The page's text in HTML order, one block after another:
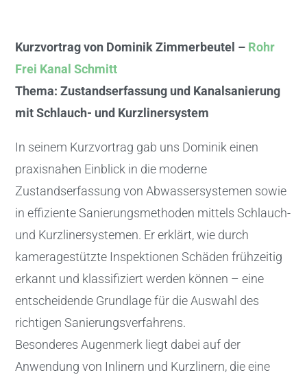
Kurzvortrag von Dominik Zimmerbeutel – Rohr
Frei Kanal Schmitt
Thema: Zustandserfassung und Kanalsanierung
mit Schlauch- und Kurzlinersystem
In seinem Kurzvortrag gab uns Dominik einen
praxisnahen Einblick in die moderne
Zustandserfassung von Abwassersystemen sowie
in effiziente Sanierungsmethoden mittels Schlauch-
und Kurzlinersystemen. Er erklärt, wie durch
kameragestützte Inspektionen Schäden frühzeitig
erkannt und klassifiziert werden können – eine
entscheidende Grundlage für die Auswahl des
richtigen Sanierungsverfahrens.
Besonderes Augenmerk liegt dabei auf der
Anwendung von Inlinern und Kurzlinern, die eine